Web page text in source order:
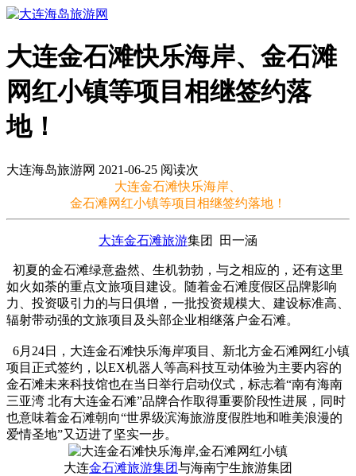
大连金石滩快乐海岸、金石滩
网红小镇等项目相继签约落
地！
大连海岛旅游网 2021-06-25 阅读次
大连金石滩快乐海岸、
金石滩网红小镇等项目相继签约落地！
大连金石滩旅游集团 田一涵
初夏的金石滩绿意盎然、生机勃勃，与之相应的，还有这里
如火如荼的重点文旅项目建设。随着金石滩度假区品牌影响
力、投资吸引力的与日俱增，一批投资规模大、建设标准高、
辐射带动强的文旅项目及头部企业相继落户金石滩。
6月24日，大连金石滩快乐海岸项目、新北方金石滩网红小镇
项目正式签约，以EX机器人等高科技互动体验为主要内容的
金石滩未来科技馆也在当日举行启动仪式，标志着“南有海南
三亚湾 北有大连金石滩”品牌合作取得重要阶段性进展，同时
也意味着金石滩朝向“世界级滨海旅游度假胜地和唯美浪漫的
爱情圣地”又迈进了坚实一步。
大连金石滩旅游集团与海南宁生旅游集团